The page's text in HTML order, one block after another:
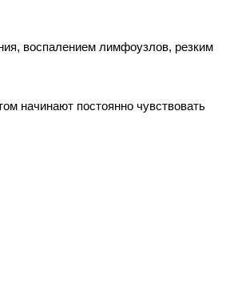
воспалением лимфоузлов, резким
начинают постоянно чувствовать